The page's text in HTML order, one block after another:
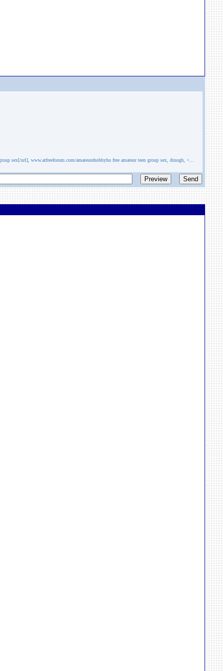
sex[/url], www.atfreeforum.com/amateurehobbyhu free amateur teen group sex, dinogh, <...